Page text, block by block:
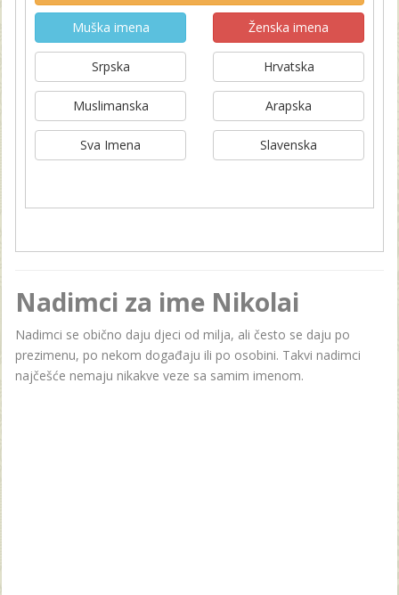
Muška imena Ženska imena
Srpska Hrvatska
Muslimanska Arapska
Sva Imena Slavenska
Nadimci za ime Nikolai
Nadimci se obično daju djeci od milja, ali često se daju po
prezimenu, po nekom događaju ili po osobini. Takvi nadimci
najčešće nemaju nikakve veze sa samim imenom.